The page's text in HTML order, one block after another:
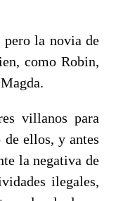
pero la novia de
como Robin,
villanos para
ellos, y antes
la negativa de
ilegales,